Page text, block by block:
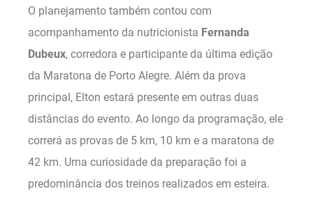
O planejamento também contou com
acompanhamento da nutricionista Fernanda
Dubeux, corredora e participante da última edição
da Maratona de Porto Alegre. Além da prova
principal, Elton estará presente em outras duas
distâncias do evento. Ao longo da programação, ele
correrá as provas de 5 km, 10 km e a maratona de
42 km. Uma curiosidade da preparação foi a
predominância dos treinos realizados em esteira.